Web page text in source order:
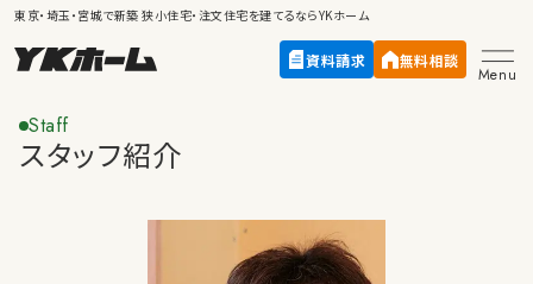
東京・埼玉・宮城で新築 狭小住宅・注文住宅を建てるならYKホーム
資料請求 無料相談
Menu
Staff
スタッフ紹介